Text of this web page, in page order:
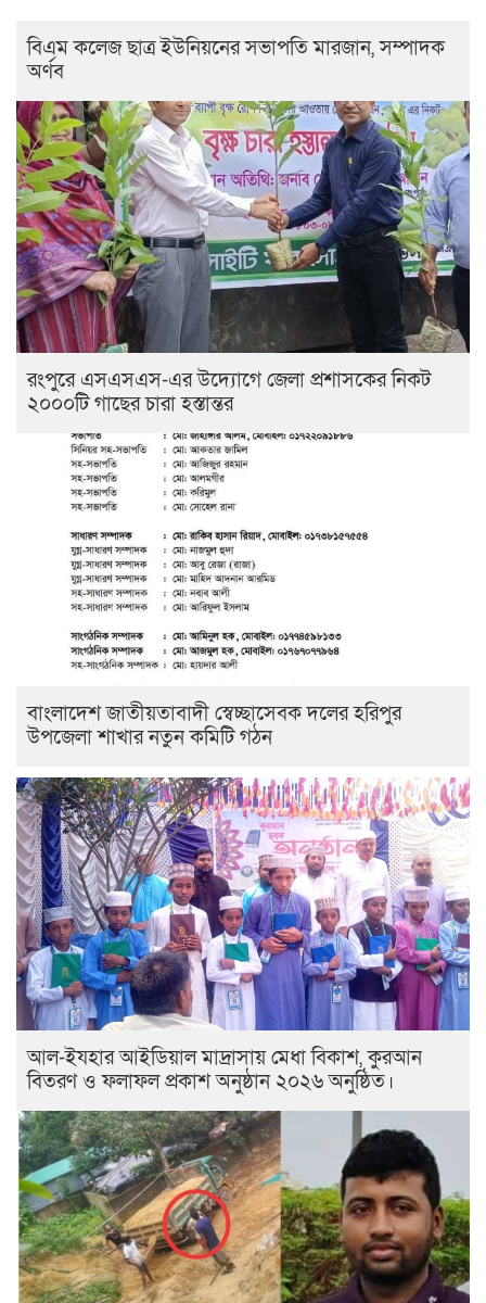
বিএম কলেজ ছাত্র ইউনিয়নের সভাপতি মারজান, সম্পাদক
অর্ণব
রংপুরে এসএসএস-এর উদ্যোগে জেলা প্রশাসকের নিকট
২০০০টি গাছের চারা হস্তান্তর
বাংলাদেশ জাতীয়তাবাদী স্বেচ্ছাসেবক দলের হরিপুর
উপজেলা শাখার নতুন কমিটি গঠন
আল-ইযহার আইডিয়াল মাদ্রাসায় মেধা বিকাশ, কুরআন
বিতরণ ও ফলাফল প্রকাশ অনুষ্ঠান ২০২৬ অনুষ্ঠিত।